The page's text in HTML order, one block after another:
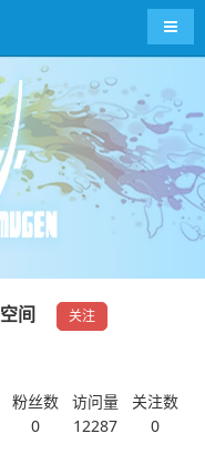
导航
间 关注
粉丝数
0
访问量
12287
关注数
0